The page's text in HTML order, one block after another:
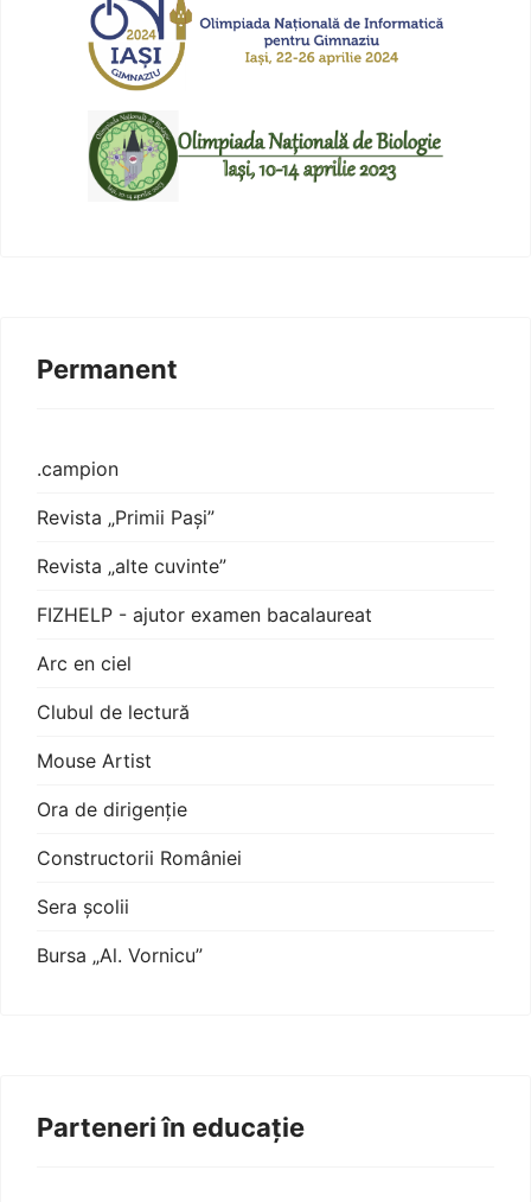
Permanent
.campion
Revista „Primii Pași”
Revista „alte cuvinte”
FIZHELP - ajutor examen bacalaureat
Arc en ciel
Clubul de lectură
Mouse Artist
Ora de dirigenție
Constructorii României
Sera școlii
Bursa „Al. Vornicu”
Parteneri în educație